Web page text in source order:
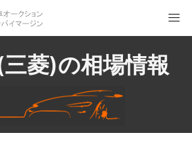
菱)の相場情報